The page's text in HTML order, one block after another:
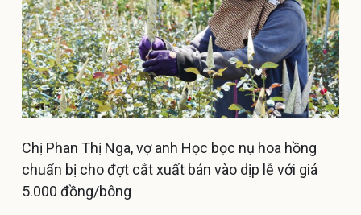
Chị Phan Thị Nga, vợ anh Học bọc nụ hoa hồng
chuẩn bị cho đợt cắt xuất bán vào dịp lễ với giá
5.000 đồng/bông